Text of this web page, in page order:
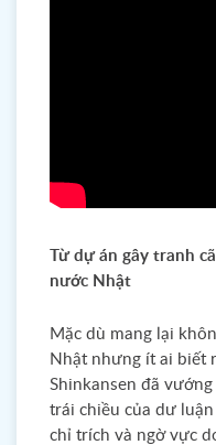
Từ dự án gây tranh
nước Nhật
Mặc dù mang lại
Nhật nhưng ít ai biết
Shinkansen đã
trái chiều của dư
chỉ trích và ngờ vực